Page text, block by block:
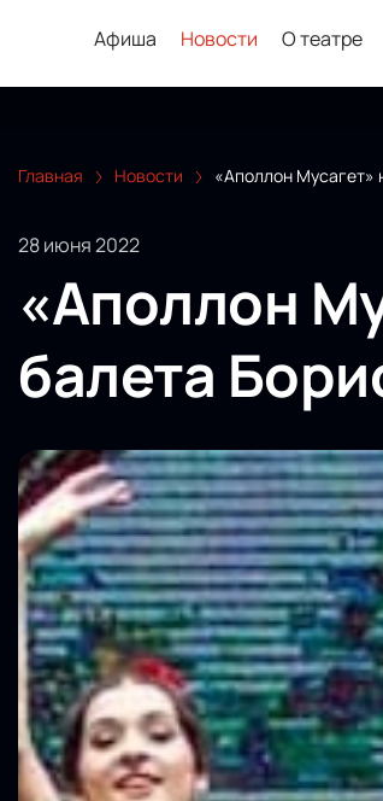
Афиша Новости О театре
Главная Новости «Аполлон Мусагет»
28 июня 2022
«Аполлон
балета